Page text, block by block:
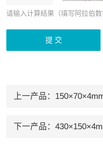
请输入计算结果（填写阿拉伯
上一产品：
下一产品：